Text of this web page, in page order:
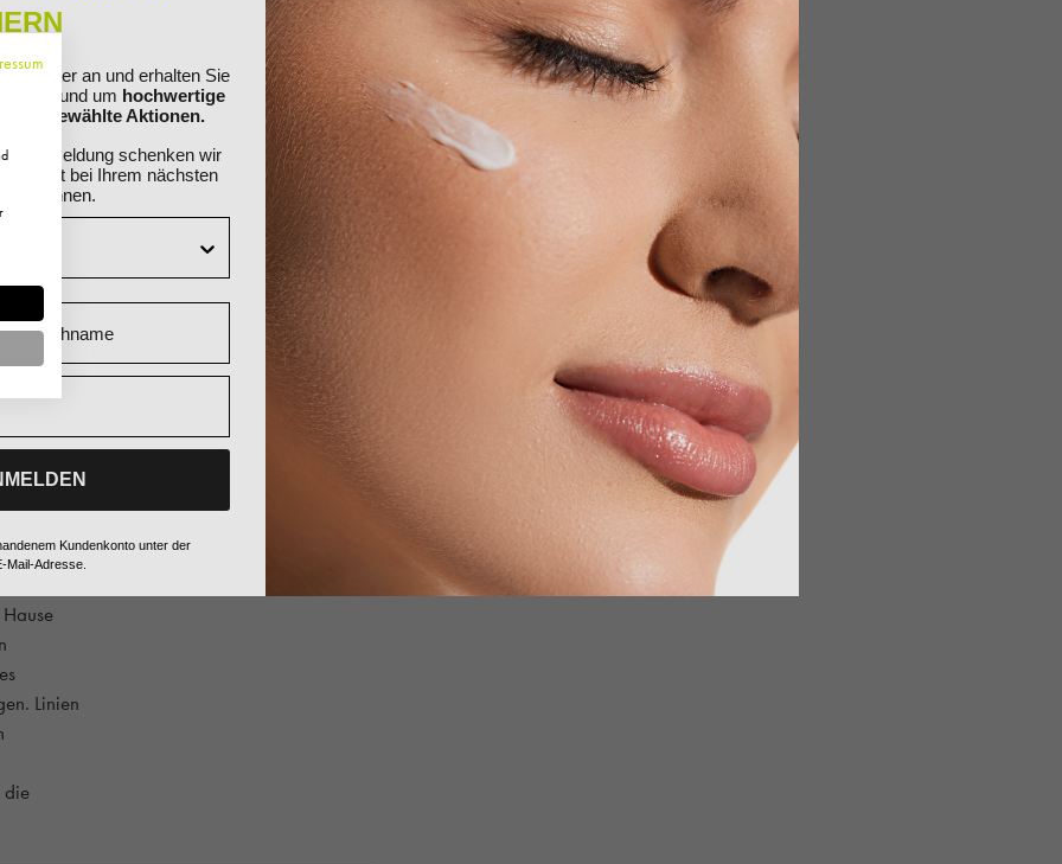
Tarabaum, aktiviert die Kollagen- und
wissenschaftlich bestätigt. Ohne
Linien
die
an und erhalten Sie
rund um hochwertige
ausgewählte Aktionen.
Anmeldung schenken wir
direkt bei Ihrem nächsten
können.
Kundenkonto unter der
Mail-Adresse.